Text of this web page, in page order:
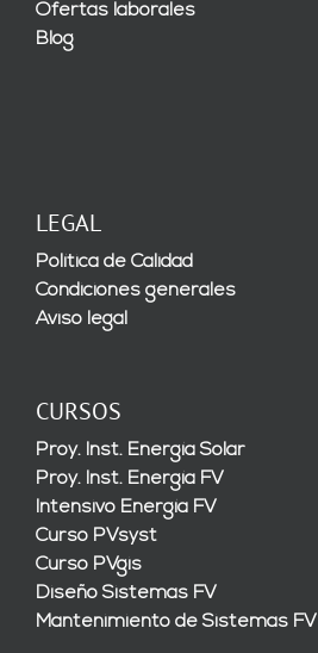
Ofertas laborales
Blog
LEGAL
Política de Calidad
Condiciones generales
Aviso legal
CURSOS
Proy. Inst. Energía Solar
Proy. Inst. Energía FV
Intensivo Energía FV
Curso PVsyst
Curso PVgis
Diseño Sistemas FV
Mantenimiento de Sistemas FV